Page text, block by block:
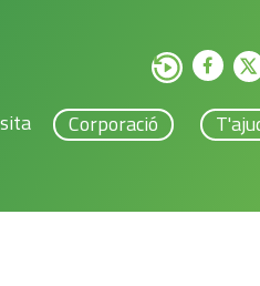
Corporació